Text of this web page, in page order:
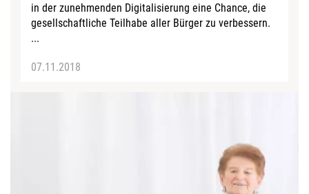
in der zunehmenden Digitalisierung eine Chance, die
gesellschaftliche Teilhabe aller Bürger zu verbessern.
...
07.11.2018